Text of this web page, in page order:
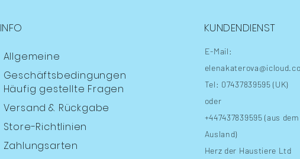
INFO
Allgemeine
Geschäftsbedingungen
Häufig gestellte Fragen
Versand & Rückgabe
Store-Richtlinien
Zahlungsarten
KUNDENDIENST
E-Mail:
Tel: 07437839595 (UK)
oder
+447437839595 (aus dem
Ausland)
Herz der Haustiere Ltd